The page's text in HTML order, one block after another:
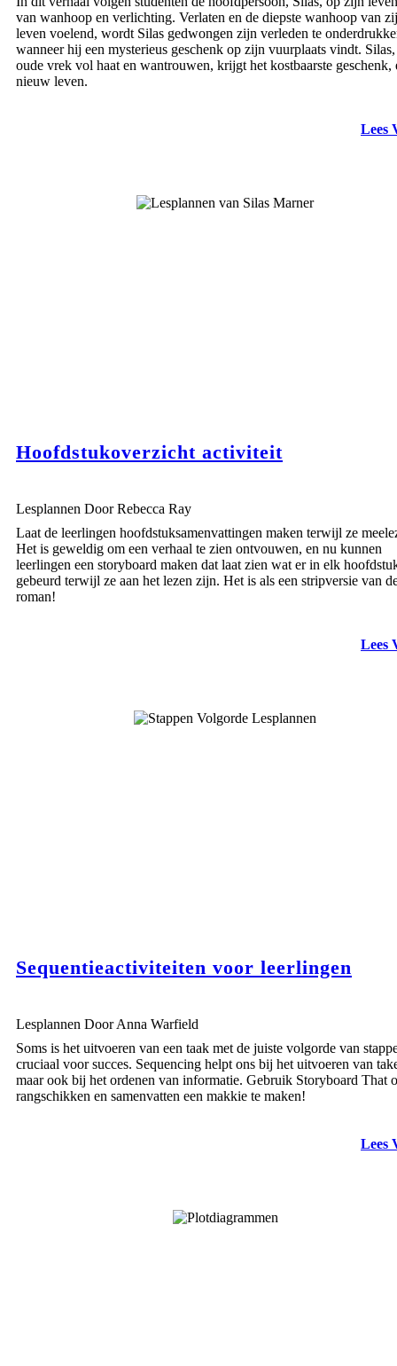
van wanhoop en verlichting. Verlaten en de diepste wanhoop van
leven voelend, wordt Silas gedwongen zijn verleden te
wanneer hij een mysterieus geschenk op zijn vuurplaats vindt. Silas,
oude vrek vol haat en wantrouwen, krijgt het kostbaarste geschenk,
nieuw leven.
Lees
Hoofdstukoverzicht activiteit
Lesplannen Door Rebecca Ray
Laat de leerlingen hoofdstuksamenvattingen maken terwijl ze
Het is geweldig om een verhaal te zien ontvouwen, en nu kunnen
leerlingen een storyboard maken dat laat zien wat er in elk
gebeurd terwijl ze aan het lezen zijn. Het is als een stripversie van
roman!
Lees
Sequentieactiviteiten voor leerlingen
Lesplannen Door Anna Warfield
Soms is het uitvoeren van een taak met de juiste volgorde van
cruciaal voor succes. Sequencing helpt ons bij het uitvoeren van
maar ook bij het ordenen van informatie. Gebruik Storyboard That
rangschikken en samenvatten een makkie te maken!
Lees